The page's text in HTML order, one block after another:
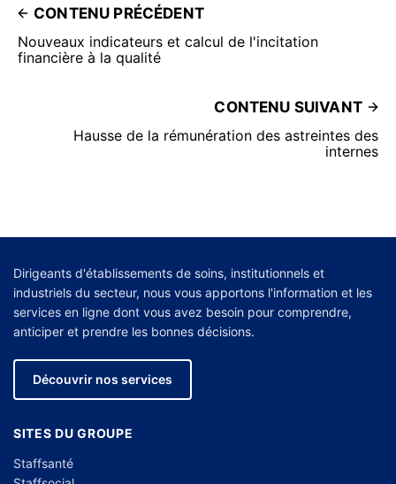
CONTENU PRÉCÉDENT
Nouveaux indicateurs et calcul de l'incitation
financière à la qualité
CONTENU SUIVANT
Hausse de la rémunération des astreintes des
internes
Dirigeants d'établissements de soins, institutionnels et
industriels du secteur, nous vous apportons l'information et les
services en ligne dont vous avez besoin pour comprendre,
anticiper et prendre les bonnes décisions.
Découvrir nos services
SITES DU GROUPE
Staffsanté